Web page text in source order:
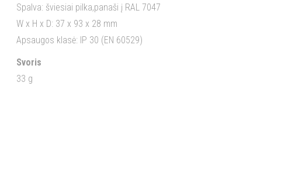
Spalva: šviesiai pilka,panaši į RAL 7047
W x H x D: 37 x 93 x 28 mm
Apsaugos klasė: IP 30 (EN 60529)
Svoris
33 g